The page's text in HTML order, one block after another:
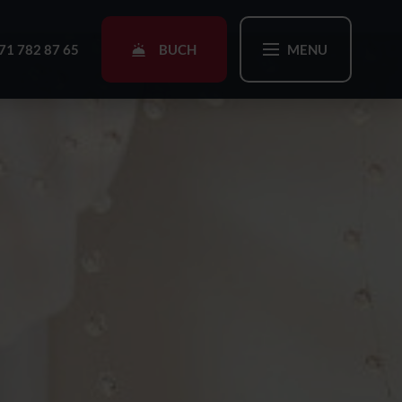
782 87 65 BUCH MENU